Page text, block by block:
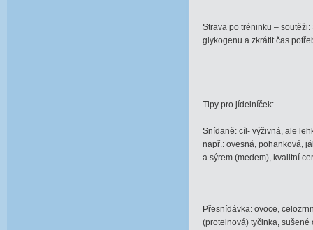
Strava po tréninku –
glykogenu a zkrátit čas
Tipy pro jídelníček:
Snídaně: cíl- výživná, ale
např.: ovesná, pohanková,
a sýrem (medem), kvalitní
Přesnídávka: ovoce,
(proteinová) tyčinka,